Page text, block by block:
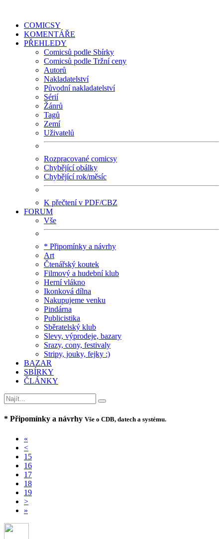
COMICSY
KOMENTÁŘE
PŘEHLEDY
Comicsů podle Sbírky
Comicsů podle Tržní ceny
Autorů
Nakladatelství
Původní nakladatelství
Sérií
Žánrů
Tagů
Zemí
Uživatelů
Rozpracované comicsy
Chybějící obálky
Chybějící rok/měsíc
K přečtení v PDF/CBZ
FORUM
Vše
* Připomínky a návrhy
Art
Čtenářský koutek
Filmový a hudební klub
Herní vlákno
Ikonková dílna
Nakupujeme venku
Pindárna
Publicistika
Sběratelský klub
Slevy, výprodeje, bazary
Srazy, cony, festivaly
Stripy, jouky, fejky :)
BAZAR
SBÍRKY
ČLÁNKY
* Připomínky a návrhy Vše o CDB, datech a systému.
«
<
15
16
17
18
19
>
»